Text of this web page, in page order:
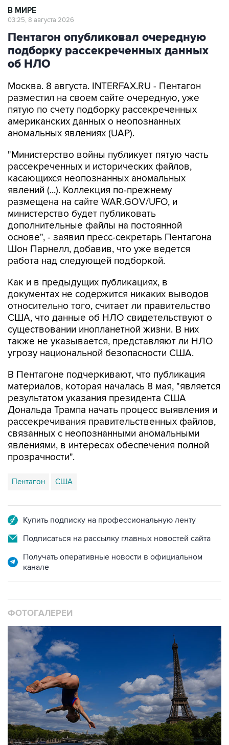
В МИРЕ
03:25, 8 августа 2026
Пентагон опубликовал очередную
подборку рассекреченных данных
об НЛО
Москва. 8 августа. INTERFAX.RU - Пентагон
разместил на своем сайте очередную, уже
пятую по счету подборку рассекреченных
американских данных о неопознанных
аномальных явлениях (UAP).
"Министерство войны публикует пятую часть
рассекреченных и исторических файлов,
касающихся неопознанных аномальных
явлений (...). Коллекция по-прежнему
размещена на сайте WAR.GOV/UFO, и
министерство будет публиковать
дополнительные файлы на постоянной
основе", - заявил пресс-секретарь Пентагона
Шон Парнелл, добавив, что уже ведется
работа над следующей подборкой.
Как и в предыдущих публикациях, в
документах не содержится никаких выводов
относительно того, считает ли правительство
США, что данные об НЛО свидетельствуют о
существовании инопланетной жизни. В них
также не указывается, представляют ли НЛО
угрозу национальной безопасности США.
В Пентагоне подчеркивают, что публикация
материалов, которая началась 8 мая, "является
результатом указания президента США
Дональда Трампа начать процесс выявления и
рассекречивания правительственных файлов,
связанных с неопознанными аномальными
явлениями, в интересах обеспечения полной
прозрачности".
Пентагон США
Купить подписку на профессиональную ленту
Подписаться на рассылку главных новостей сайта
Получать оперативные новости в официальном
канале
ФОТОГАЛЕРЕИ